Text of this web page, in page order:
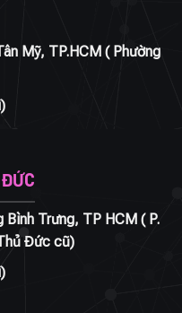
Mỹ, TP.HCM ( Phường
Bình Trưng, TP HCM ( P.
Đức cũ)